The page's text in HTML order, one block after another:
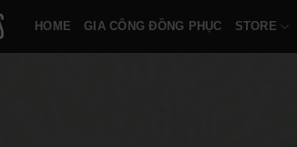
HOME GIA CÔNG ĐỒNG PHỤC STORE